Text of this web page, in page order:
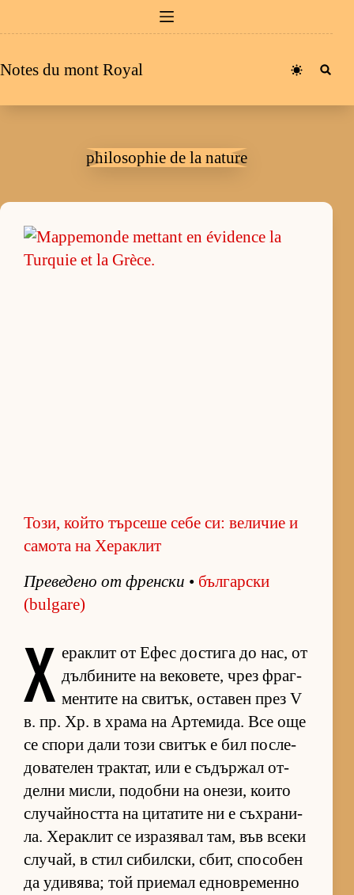
au
Notes du mont Royal
philosophie de la nature
Този, който търсеше себе си: величие и
самота на Хераклит
Пре­ве­дено от френ­ски • бъл­гар­ски
(bulgare)
Х е­рак­лит от Ефес дос­тига до нас, от
дъл­би­ните на ве­ко­ве­те, чрез фраг­
мен­тите на сви­тък, ос­та­вен през V
в. пр. Хр. в храма на Ар­те­ми­да. Все още
се спори дали този сви­тък е бил пос­ле­
до­ва­те­лен трак­тат, или е съ­дър­жал от­
делни мис­ли, по­добни на оне­зи, ко­ито
слу­чай­ността на ци­та­тите ни е съх­ра­ни­
ла. Хе­рак­лит се из­ра­зя­вал там, във всеки
слу­чай, в стил си­бил­с­ки, сбит, спо­со­бен
да уди­вя­ва; той при­е­мал ед­нов­ре­менно